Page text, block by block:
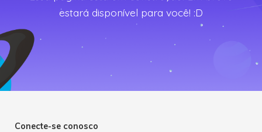
estará disponível para você! :D
Conecte-se conosco